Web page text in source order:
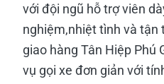
với đội ngũ hỗ trợ viên
nghiệm,nhiệt tình và tận
giao hàng Tân Hiệp Phú
vụ gọi xe đơn giản với